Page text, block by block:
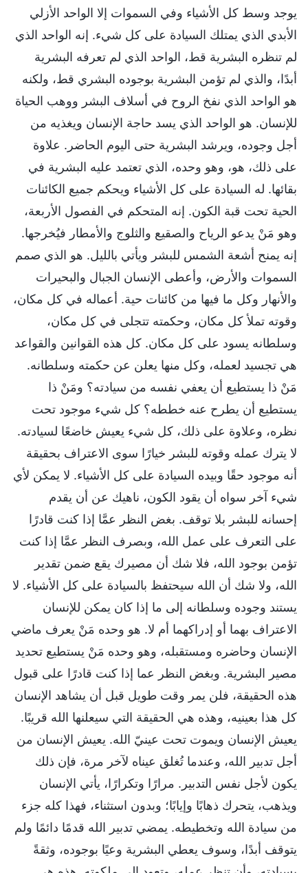
يوجد وسط كل الأشياء وفي السموات إلا الواحد الأزلي
الأبدي الذي يمتلك السيادة على كل شيء. إنه الواحد الذي
لم تنظره البشرية قط، الواحد الذي لم تعرفه البشرية
أبدًا، والذي لم تؤمن البشرية بوجوده البشري قط، ولكنه
هو الواحد الذي نفخ الروح في أسلاف البشر ووهب الحياة
للإنسان. هو الواحد الذي يسد حاجة الإنسان ويغذيه من
أجل وجوده، ويرشد البشرية حتى اليوم الحاضر. علاوة
على ذلك، هو، وهو وحده، الذي تعتمد عليه البشرية في
بقائها. له السيادة على كل الأشياء ويحكم جميع الكائنات
الحية تحت قبة الكون. إنه المتحكم في الفصول الأربعة،
وهو مَنْ يدعو الرياح والصقيع والثلوج والأمطار فيُخرجها.
إنه يمنح أشعة الشمس للبشر ويأتي بالليل. هو الذي صمم
السموات والأرض، وأعطى الإنسان الجبال والبحيرات
والأنهار وكل ما فيها من كائنات حية. أعماله في كل مكان،
وقوته تملأ كل مكان، وحكمته تتجلى في كل مكان،
وسلطانه يسود على كل مكان. كل هذه القوانين والقواعد
هي تجسيد لعمله، وكل منها يعلن عن حكمته وسلطانه.
مَنْ ذا يستطيع أن يعفي نفسه من سيادته؟ ومَنْ ذا
يستطيع أن يطرح عنه خططه؟ كل شيء موجود تحت
نظره، وعلاوة على ذلك، كل شيء يعيش خاضعًا لسيادته.
لا يترك عمله وقوته للبشر خيارًا سوى الاعتراف بحقيقة
أنه موجود حقًا وبيده السيادة على كل الأشياء. لا يمكن لأي
شيء آخر سواه أن يقود الكون، ناهيك عن أن يقدم
إحسانه للبشر بلا توقف. بغض النظر عمَّا إذا كنت قادرًا
على التعرف على عمل الله، وبصرف النظر عمَّا إذا كنت
تؤمن بوجود الله، فلا شك أن مصيرك يقع ضمن تقدير
الله، ولا شك أن الله سيحتفظ بالسيادة على كل الأشياء. لا
يستند وجوده وسلطانه إلى ما إذا كان يمكن للإنسان
الاعتراف بهما أو إدراكهما أم لا. هو وحده مَنْ يعرف ماضي
الإنسان وحاضره ومستقبله، وهو وحده مَنْ يستطيع تحديد
مصير البشرية. وبغض النظر عما إذا كنت قادرًا على قبول
هذه الحقيقة، فلن يمر وقت طويل قبل أن يشاهد الإنسان
كل هذا بعينيه، وهذه هي الحقيقة التي سيعلنها الله قريبًا.
يعيش الإنسان ويموت تحت عينيّ الله. يعيش الإنسان من
أجل تدبير الله، وعندما تُغلق عيناه لآخر مرة، فإن ذلك
يكون لأجل نفس التدبير. مرارًا وتكرارًا، يأتي الإنسان
ويذهب، يتحرك ذهابًا وإيابًا؛ وبدون استثناء، فهذا كله جزء
من سيادة الله وتخطيطه. يمضي تدبير الله قدمًا دائمًا ولم
يتوقف أبدًا، وسوف يعطي البشرية وعيًا بوجوده، وثقةً